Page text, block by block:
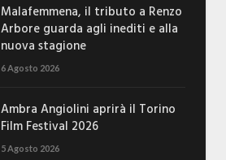
Malafemmena, il tributo a Renzo
Arbore guarda agli inediti e alla
nuova stagione
6 Agosto 2026
Ambra Angiolini aprirà il Torino
Film Festival 2026
5 Agosto 2026